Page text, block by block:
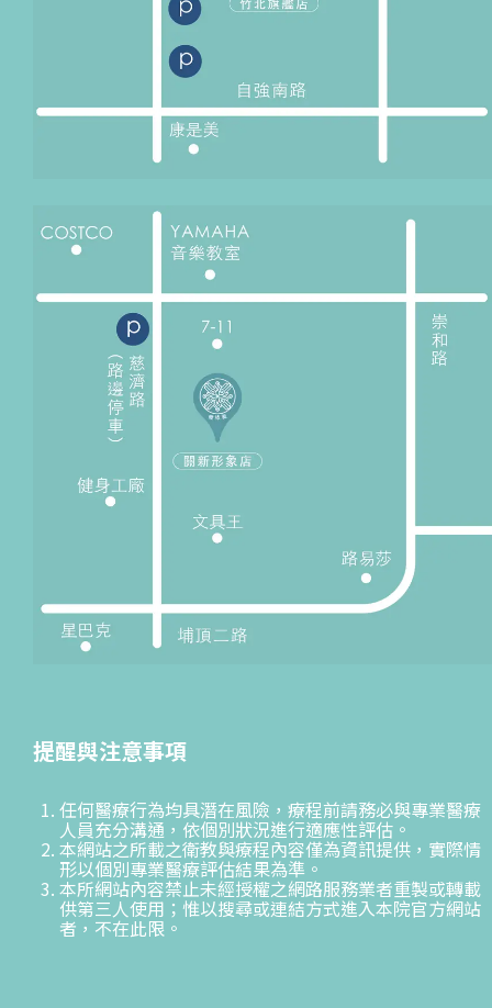
提醒與注意事項
任何醫療行為均具潛在風險，療程前請務必與專業醫療
人員充分溝通，依個別狀況進行適應性評估。
本網站之所載之衛教與療程內容僅為資訊提供，實際情
形以個別專業醫療評估結果為準。
本所網站內容禁止未經授權之網路服務業者重製或轉載
供第三人使用；惟以搜尋或連結方式進入本院官方網站
者，不在此限。